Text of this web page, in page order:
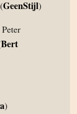
GeenStijl)
Bert
)